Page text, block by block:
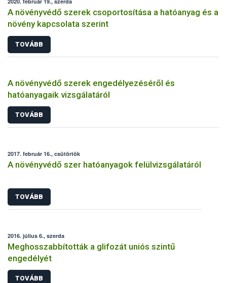
A növényvédő szerek csoportosítása a hatóanyag és a
növény kapcsolata szerint
TOVÁBB
A növényvédő szerek engedélyezéséről és
hatóanyagaik vizsgálatáról
TOVÁBB
2017. február 16., csütörtök
A növényvédő szer hatóanyagok felülvizsgálatáról
TOVÁBB
2016. július 6., szerda
Meghosszabbították a glifozát uniós szintű
engedélyét
TOVÁBB